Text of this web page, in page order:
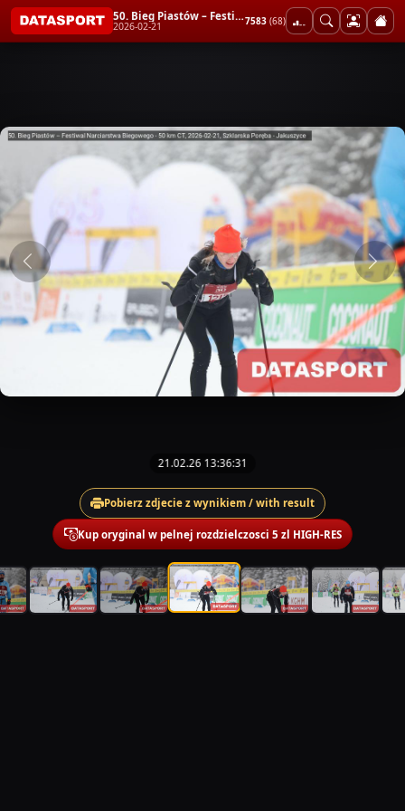
50. Bieg Piastów – Festiwal Narciarstwa Biegowego - 50 km CT
2026-02-21 7583 (68)
21.02.26 13:36:31
Pobierz zdjecie z wynikiem / with result
Kup oryginal w pelnej rozdzielczosci 5 zl HIGH-RES